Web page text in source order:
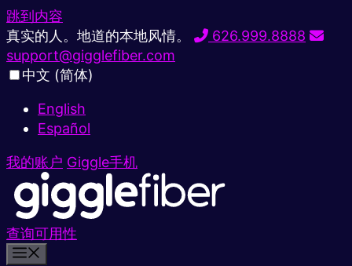
跳到内容
真实的人。地道的本地风情。
626.999.8888
support@gigglefiber.com
中文 (简体)
English
Español
我的账户 Giggle手机
查询可用性